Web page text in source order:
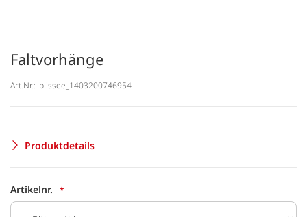
Faltvorhänge
Art.Nr.: plissee_1403200746954
Produktdetails
Artikelnr.